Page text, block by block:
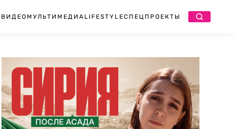
ВИДЕО МУЛЬТИМЕДИА LIFESTYLEСПЕЦПРОЕКТЫ